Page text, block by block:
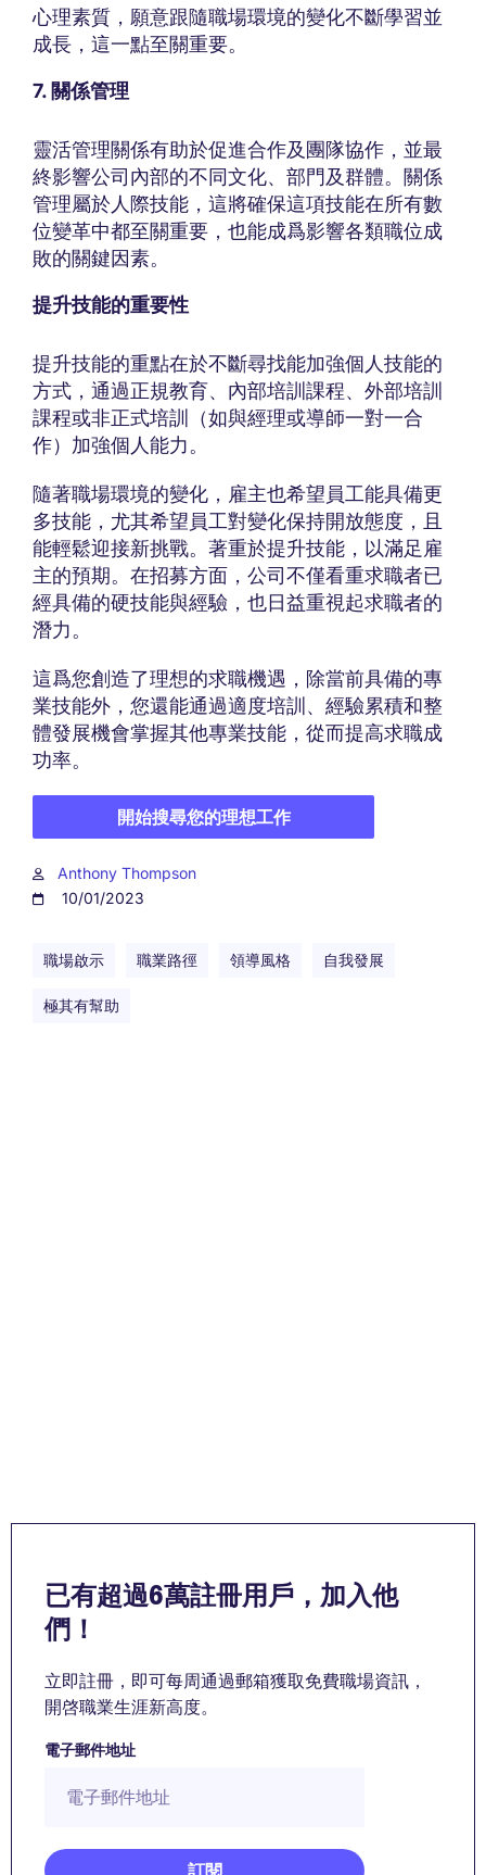
心理素質，願意跟隨職場環境的變化不斷學習並
成長，這一點至關重要。
7. 關係管理
靈活管理關係有助於促進合作及團隊協作，並最
終影響公司內部的不同文化、部門及群體。關係
管理屬於人際技能，這將確保這項技能在所有數
位變革中都至關重要，也能成爲影響各類職位成
敗的關鍵因素。
提升技能的重要性
提升技能的重點在於不斷尋找能加強個人技能的
方式，通過正規教育、內部培訓課程、外部培訓
課程或非正式培訓（如與經理或導師一對一合
作）加強個人能力。
隨著職場環境的變化，雇主也希望員工能具備更
多技能，尤其希望員工對變化保持開放態度，且
能輕鬆迎接新挑戰。著重於提升技能，以滿足雇
主的預期。在招募方面，公司不僅看重求職者已
經具備的硬技能與經驗，也日益重視起求職者的
潛力。
這爲您創造了理想的求職機遇，除當前具備的專
業技能外，您還能通過適度培訓、經驗累積和整
體發展機會掌握其他專業技能，從而提高求職成
功率。
開始搜尋您的理想工作
Anthony Thompson
10/01/2023
職場啟示 職業路徑 領導風格 自我發展
極其有幫助
已有超過6萬註冊用戶，加入他
們！
立即註冊，即可每周通過郵箱獲取免費職場資訊，
開啓職業生涯新高度。
電子郵件地址